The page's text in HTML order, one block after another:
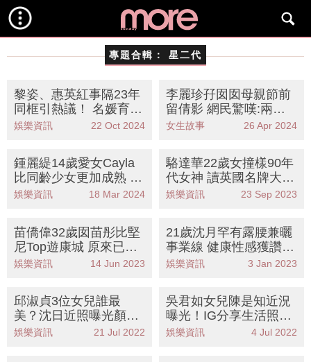
專題合輯： 星二代
黎姿、惠英紅事隔23年
同框引熱議！ 名媛育成
法＋11億豪宅大公開
娛樂資訊 22 Oct 2024
李麗珍孖囡囡母親節前
留倩影 網民驚嘆:兩姊
妹
女生故事 26 Apr 2024
鍾麗緹14歲愛女Cayla
比同齡少女更加成熟 大
曬性感相獲封「最美星
娛樂資訊 18 Mar 2024
駱達華22歲女撞樣90年
代女神 讀英國名牌大學
或參選港姐
娛樂資訊 23 Sep 2023
苗僑偉32歲囡苗彤比堅
尼Top遊康城 原來已入
行5年曾因1事堅拒加入
娛樂資訊 14 Jun 2023
21歲沈月罕有露腰兼曬
事業線 健康性感獲讚身
材拍得住媽媽邱淑貞
娛樂資訊 3 Jan 2023
邱淑貞3位女兒誰最
美？沈日近照曝光顏值
直逼沈月 細女沈晨最似
娛樂資訊 21 Jul 2022
吳君如女兒陳是知近況
曝光！IG分享生活照呈
現健康美 16歲打扮超齡
娛樂資訊 4 Jul 2022